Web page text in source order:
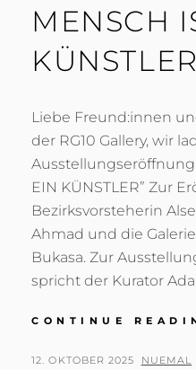
MENSCH
Liebe Freund:innen
der RG10 Gallery, wir
Ausstellungseröffnung
EIN KÜNSTLER” Zur
Bezirksvorsteherin
Ahmad und die
Bukasa. Zur
spricht der Kurator
CONTINUE
POSTED
12. OKTOBER 2025 BY
NUEMAL